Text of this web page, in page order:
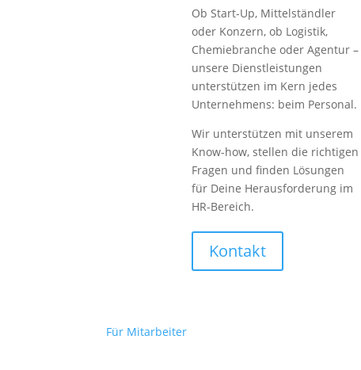
Ob Start-Up, Mittelständler
oder Konzern, ob Logistik,
Chemiebranche oder Agentur –
unsere Dienstleistungen
unterstützen im Kern jedes
Unternehmens: beim Personal.
Wir unterstützen mit unserem
Know-how, stellen die richtigen
Fragen und finden Lösungen
für Deine Herausforderung im
HR-Bereich.
Kontakt
Für Mitarbeiter